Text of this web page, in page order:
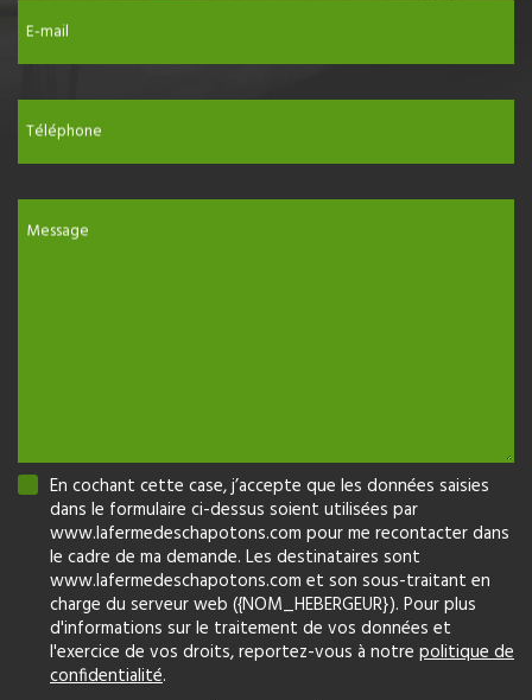
E-mail
Téléphone
Message
En cochant cette case, j’accepte que les données saisies
dans le formulaire ci-dessus soient utilisées par
www.lafermedeschapotons.com pour me recontacter dans
le cadre de ma demande. Les destinataires sont
www.lafermedeschapotons.com et son sous-traitant en
charge du serveur web ({NOM_HEBERGEUR}). Pour plus
d'informations sur le traitement de vos données et
l'exercice de vos droits, reportez-vous à notre politique de
confidentialité.